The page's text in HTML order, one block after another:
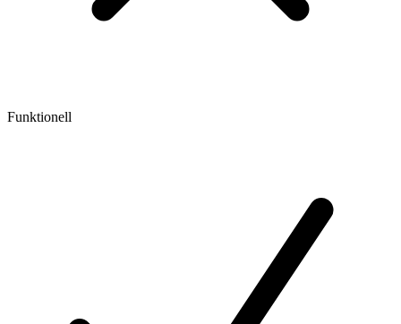
Funktionell